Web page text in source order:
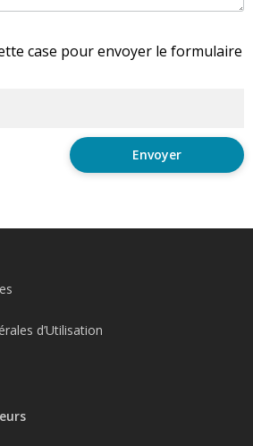
case pour envoyer le formulaire
d’Utilisation